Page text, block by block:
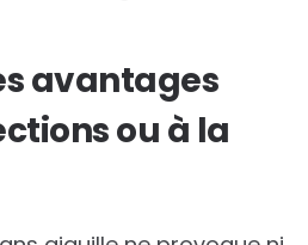
avantages
ou à la